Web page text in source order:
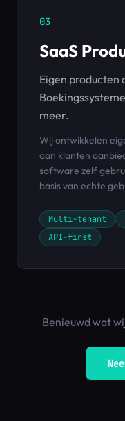
03
SaaS
Eigen producten
meer.
Wij ontwikkelen
aan klanten
software zelf
basis van echte
Multi-tenant
API-first
Benieuwd wat